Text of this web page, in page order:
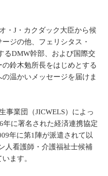
・J・カクダック大臣から候
ジの他、フェリシタス・
るDMW幹部、および国際交
鈴木勉所長をはじめとする
温かいメッセージを届けま
事業団（JICWELS）によっ
年に署名された経済連携協定
年に第1陣が派遣されて以
人看護師・介護福祉士候補
ます。